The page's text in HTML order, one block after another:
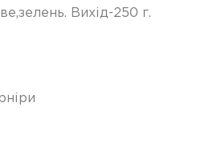
Вихід-250 г.